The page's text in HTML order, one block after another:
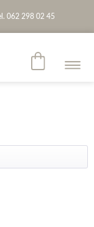
062 298 02 45